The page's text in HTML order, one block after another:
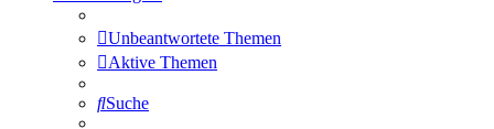
Unbeantwortete Themen
Aktive Themen
Suche